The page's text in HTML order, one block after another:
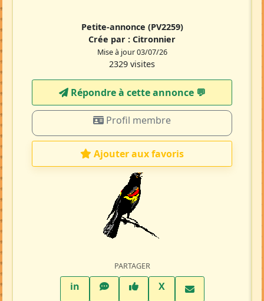
Petite-annonce (PV2259)
Crée par : Citronnier
Mise à jour 03/07/26
2329 visites
Répondre à cette annonce 💬​
Profil membre
Ajouter aux favoris
PARTAGER
inLinkedInWhatsAppFacebook
XTwitter X